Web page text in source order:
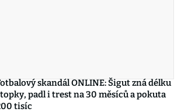
skandál ONLINE: Šigut zná délku
padl i trest na 30 měsíců a pokuta
tisíc